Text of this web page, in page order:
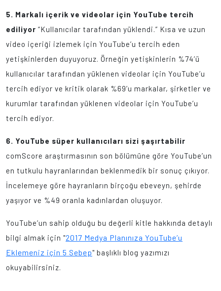
5. Markalı içerik ve videolar için YouTube tercih
ediliyor “Kullanıcılar tarafından yüklendi.” Kısa ve uzun
video içeriği izlemek için YouTube’u tercih eden
yetişkinlerden duyuyoruz. Örneğin yetişkinlerin %74’ü
kullanıcılar tarafından yüklenen videolar için YouTube’u
tercih ediyor ve kritik olarak %69’u markalar, şirketler ve
kurumlar tarafından yüklenen videolar için YouTube’u
tercih ediyor.
6. YouTube süper kullanıcıları sizi şaşırtabilir
comScore araştırmasının son bölümüne göre YouTube’un
en tutkulu hayranlarından beklenmedik bir sonuç çıkıyor.
İncelemeye göre hayranların birçoğu ebeveyn, şehirde
yaşıyor ve %49 oranla kadınlardan oluşuyor.
YouTube’un sahip olduğu bu değerli kitle hakkında detaylı
bilgi almak için "2017 Medya Planınıza YouTube’u
Eklemeniz için 5 Sebep" başlıklı blog yazımızı
okuyabilirsiniz.